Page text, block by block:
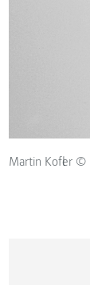
Martin Kofler ©